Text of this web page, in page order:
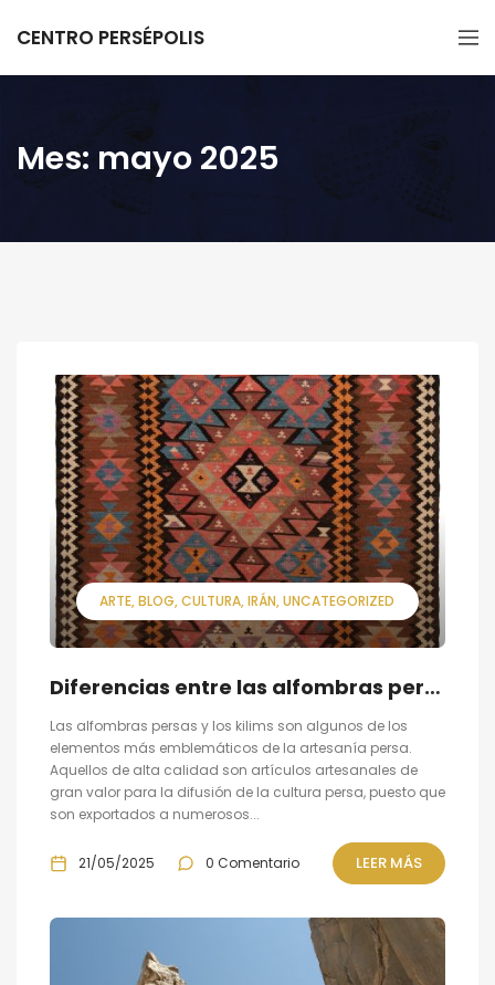
CENTRO PERSÉPOLIS
Mes: mayo 2025
ARTE BLOG CULTURA IRÁN UNCATEGORIZED
Diferencias entre las alfombras persas y los kilims
Las alfombras persas y los kilims son algunos de los
elementos más emblemáticos de la artesanía persa.
Aquellos de alta calidad son artículos artesanales de
gran valor para la difusión de la cultura persa, puesto que
son exportados a numerosos...
21/05/2025 0 Comentario LEER MÁS